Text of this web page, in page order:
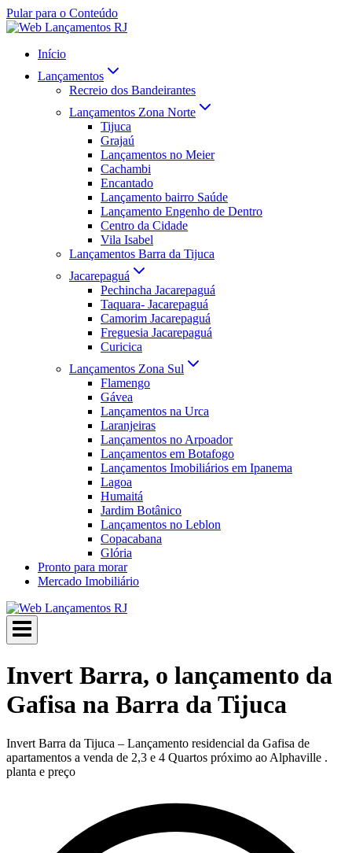
Pular para o Conteúdo
Início
Lançamentos
Recreio dos Bandeirantes
Lançamentos Zona Norte
Tijuca
Grajaú
Lançamentos no Meier
Cachambi
Encantado
Lançamento bairro Saúde
Lançamento Engenho de Dentro
Centro da Cidade
Vila Isabel
Lançamentos Barra da Tijuca
Jacarepaguá
Pechincha Jacarepaguá
Taquara- Jacarepaguá
Camorim Jacarepaguá
Freguesia Jacarepaguá
Curicica
Lançamentos Zona Sul
Flamengo
Gávea
Lançamentos na Urca
Laranjeiras
Lançamentos no Arpoador
Lançamentos em Botafogo
Lançamentos Imobiliários em Ipanema
Lagoa
Humaitá
Jardim Botânico
Lançamentos no Leblon
Copacabana
Glória
Pronto para morar
Mercado Imobiliário
Invert Barra, o lançamento da
Gafisa na Barra da Tijuca
Invert Barra da Tijuca – Lançamento residencial da Gafisa de
apartamentos a venda de 2,3 e 4 Quartos próximo ao Alphaville .
planta e preço